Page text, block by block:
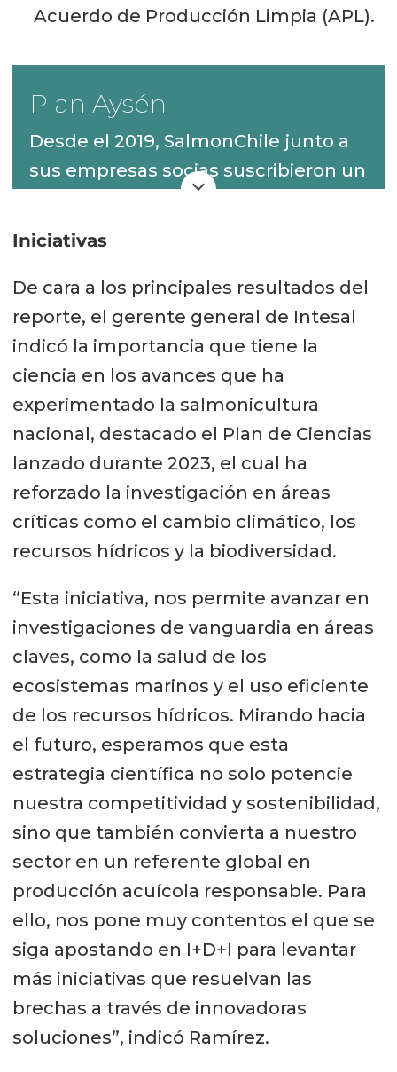
Acuerdo de Producción Limpia (APL).
Plan Aysén
Desde el 2019, SalmonChile junto a
sus empresas socias suscribieron un
para aportar a su desarrollo. Como
ha registrado un aumento sostenido
en la contratación y en las compras
a proveedores locales, con un
incremento del 63% en 2023,
totalizando más de $46 mil millones.
Además, la inversión total de las
empresas socias en Aysén, que
abarca centros de cultivo en el mar,
oficinas, pisciculturas, plantas de
mil millones durante 2023.
Iniciativas
De cara a los principales resultados del
reporte, el gerente general de Intesal
indicó la importancia que tiene la
ciencia en los avances que ha
experimentado la salmonicultura
nacional, destacado el Plan de Ciencias
lanzado durante 2023, el cual ha
reforzado la investigación en áreas
críticas como el cambio climático, los
recursos hídricos y la biodiversidad.
“Esta iniciativa, nos permite avanzar en
investigaciones de vanguardia en áreas
claves, como la salud de los
ecosistemas marinos y el uso eficiente
de los recursos hídricos. Mirando hacia
el futuro, esperamos que esta
estrategia científica no solo potencie
nuestra competitividad y sostenibilidad,
sino que también convierta a nuestro
sector en un referente global en
producción acuícola responsable. Para
ello, nos pone muy contentos el que se
siga apostando en I+D+I para levantar
más iniciativas que resuelvan las
brechas a través de innovadoras
soluciones”, indicó Ramírez.